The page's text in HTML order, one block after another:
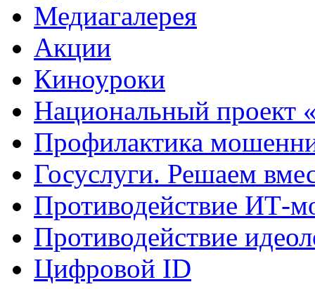
Медиагалерея
Акции
Киноуроки
Национальный проект
Профилактика
Госуслуги. Решаем
Противодействие ИТ-
Противодействие
Цифровой ID